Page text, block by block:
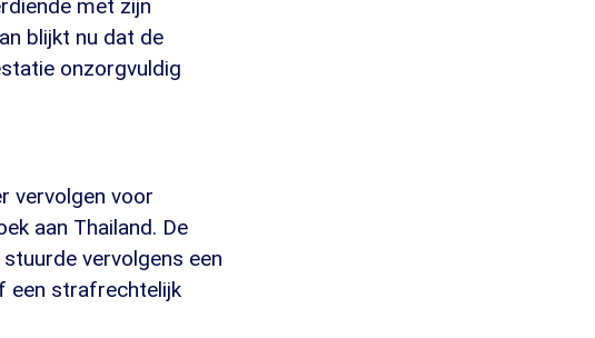
met zijn
blijkt nu dat de
onzorgvuldig
vervolgen voor
aan Thailand. De
vervolgens een
een strafrechtelijk